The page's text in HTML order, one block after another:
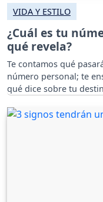
VIDA Y ESTILO
¿Cuál es tu
qué revela?
Te contamos qué
número personal; te
qué dice sobre tu